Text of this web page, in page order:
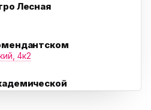
Лесная
4к2